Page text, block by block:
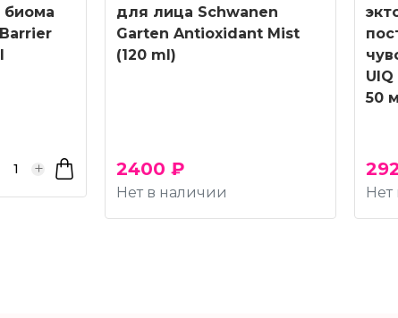
биома
для лица Schwanen
Garten Antioxidant Mist
(120 ml)
2400 ₽
Нет в наличии
50
Нет